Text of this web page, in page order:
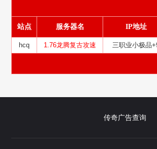
站点 服务器名 IP地址
hcq 1.76龙腾复古攻速 三职业小极品
传奇广告查询